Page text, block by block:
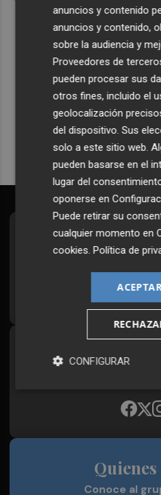
Recibe toda la
Plaza Podcast
Quiero
¡Quiero
Síguenos
Quienes
Conoce al
anuncios y contenido
anuncios y contenido,
sobre la audiencia y
Proveedores de
pueden procesar sus
otros fines, incluido el
geolocalización
del dispositivo. Sus
solo a este sitio web.
pueden basarse en el
lugar del
oponerse en
Puede retirar su
cualquier momento en
cookies.Política de
CONFIGURAR